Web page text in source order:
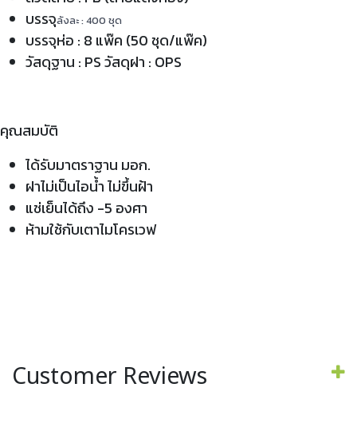
บรรจุลังละ : 400 ชุด
บรรจุห่อ : 8 แพ๊ค (50 ชุด/แพ๊ค)
วัสดุฐาน : PS วัสดุฝา : OPS
คุณสมบัติ
ได้รับมาตราฐาน มอก.
ฝาไม่เป็นไอน้ำ ไม่ขึ้นฝ้า
แช่เย็นได้ถึง -5 องศา
ห้ามใช้กับเตาไมโครเวฟ
Customer Reviews